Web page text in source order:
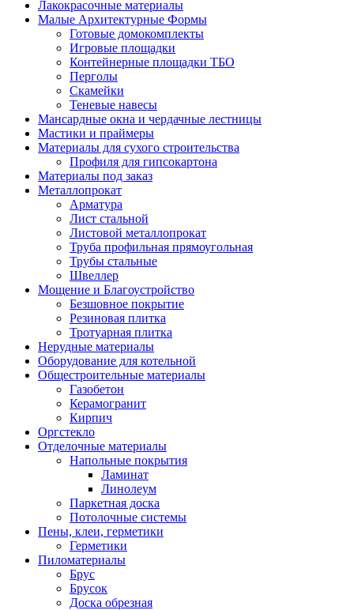
Лакокрасочные материалы
Малые Архитектурные Формы
Готовые домокомплекты
Игровые площадки
Контейнерные площадки ТБО
Перголы
Скамейки
Теневые навесы
Мансардные окна и чердачные лестницы
Мастики и праймеры
Материалы для сухого строительства
Профиля для гипсокартона
Материалы под заказ
Металлопрокат
Арматура
Лист стальной
Листовой металлопрокат
Труба профильная прямоугольная
Трубы стальные
Швеллер
Мощение и Благоустройство
Безшовное покрытие
Резиновая плитка
Тротуарная плитка
Нерудные материалы
Оборудование для котельной
Общестроительные материалы
Газобетон
Керамогранит
Кирпич
Оргстекло
Отделочные материалы
Напольные покрытия
Ламинат
Линолеум
Паркетная доска
Потолочные системы
Пены, клеи, герметики
Герметики
Пиломатериалы
Брус
Брусок
Доска обрезная